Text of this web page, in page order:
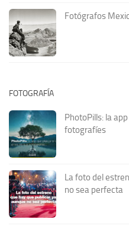
Fotógrafos
FOTOGRAFÍA
PhotoPills: la
fotografíes
La foto del
no sea perfecta